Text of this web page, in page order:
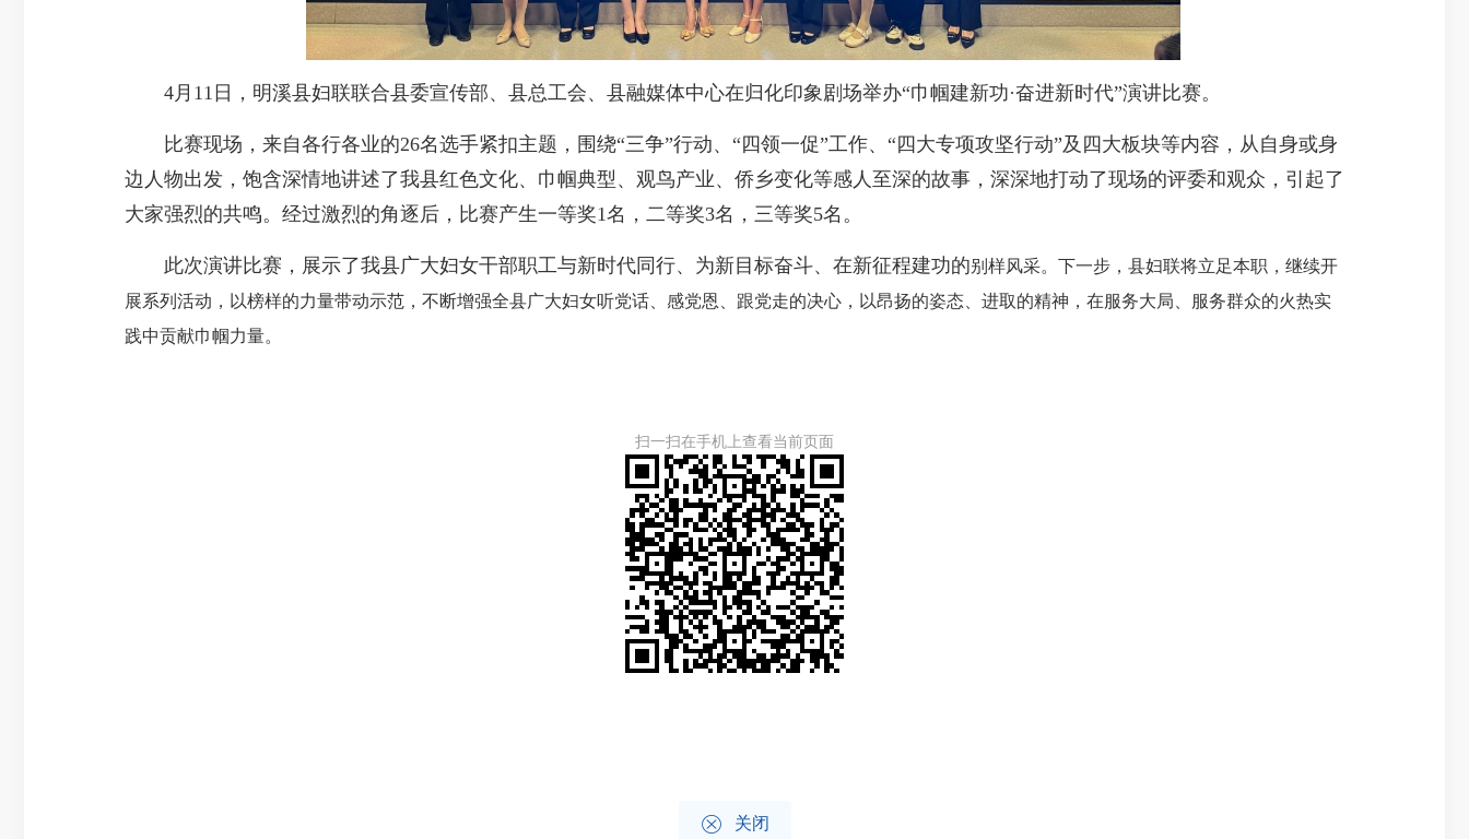
4月11日，明溪县妇联联合县委宣传部、县总工会、县融媒体中心在归化印象剧场举办“巾帼建新功·奋进新时代”演讲比赛。
比赛现场，来自各行各业的26名选手紧扣主题，围绕“三争”行动、“四领一促”工作、“四大专项攻坚行动”及四大板块等内容，从自身或身
边人物出发，饱含深情地讲述了我县红色文化、巾帼典型、观鸟产业、侨乡变化等感人至深的故事，深深地打动了现场的评委和观众，引起了
大家强烈的共鸣。经过激烈的角逐后，比赛产生一等奖1名，二等奖3名，三等奖5名。
此次演讲比赛，展示了我县广大妇女干部职工与新时代同行、为新目标奋斗、在新征程建功的别样风采。下一步，县妇联将立足本职，继续开
展系列活动，以榜样的力量带动示范，不断增强全县广大妇女听党话、感党恩、跟党走的决心，以昂扬的姿态、进取的精神，在服务大局、服务群众的火热实
践中贡献巾帼力量。
扫一扫在手机上查看当前页面
 关闭